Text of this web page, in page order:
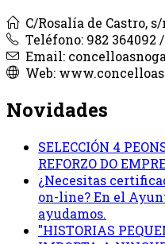
C/Rosalía de Castro,
Teléfono: 982 364092
Email:
Web:
Novidades
SELECCIÓN 4
REFORZO DO
¿Necesitas
on-line? En el
ayudamos.
"HISTORIAS